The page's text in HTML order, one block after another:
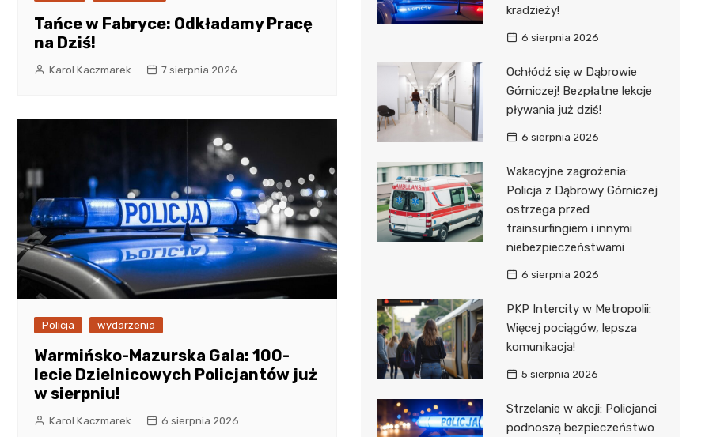
Tańce w Fabryce: Odkładamy Pracę
na Dziś!
Karol Kaczmarek 7 sierpnia 2026
Policja wydarzenia
Warmińsko-Mazurska Gala: 100-
lecie Dzielnicowych Policjantów już
w sierpniu!
Karol Kaczmarek 6 sierpnia 2026
kradzieży!
6 sierpnia 2026
Ochłódź się w Dąbrowie
Górniczej! Bezpłatne lekcje
pływania już dziś!
6 sierpnia 2026
Wakacyjne zagrożenia:
Policja z Dąbrowy Górniczej
ostrzega przed
trainsurfingiem i innymi
niebezpieczeństwami
6 sierpnia 2026
PKP Intercity w Metropolii:
Więcej pociągów, lepsza
komunikacja!
5 sierpnia 2026
Strzelanie w akcji: Policjanci
podnoszą bezpieczeństwo